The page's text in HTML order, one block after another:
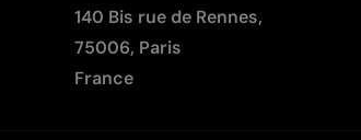
140 Bis rue de Rennes,
75006, Paris
France